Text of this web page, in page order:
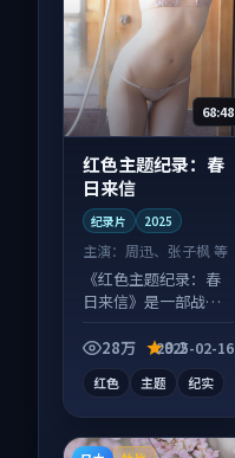
68:48
红色主题纪录：春
日来信
纪录片 2025
主演： 周迅、张子枫 等
《红色主题纪录：春
日来信》是一部战争
关系层层推进，尾声
28万 9.2
2025-02-16
红色 主题 纪实